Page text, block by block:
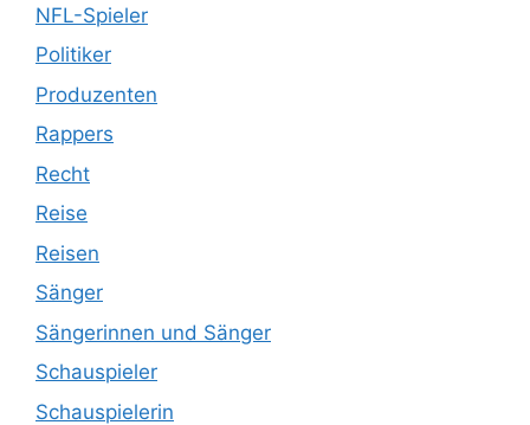
NFL-Spieler
Politiker
Produzenten
Rappers
Recht
Reise
Reisen
Sänger
Sängerinnen und Sänger
Schauspieler
Schauspielerin